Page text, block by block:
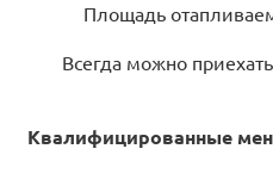
Площадь
Всегда можно
Квалифицированные